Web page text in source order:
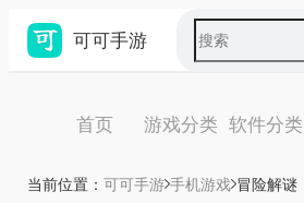
可可手游
首页 游戏分类 软件分类
当前位置： 可可手游 手机游戏 冒险解谜